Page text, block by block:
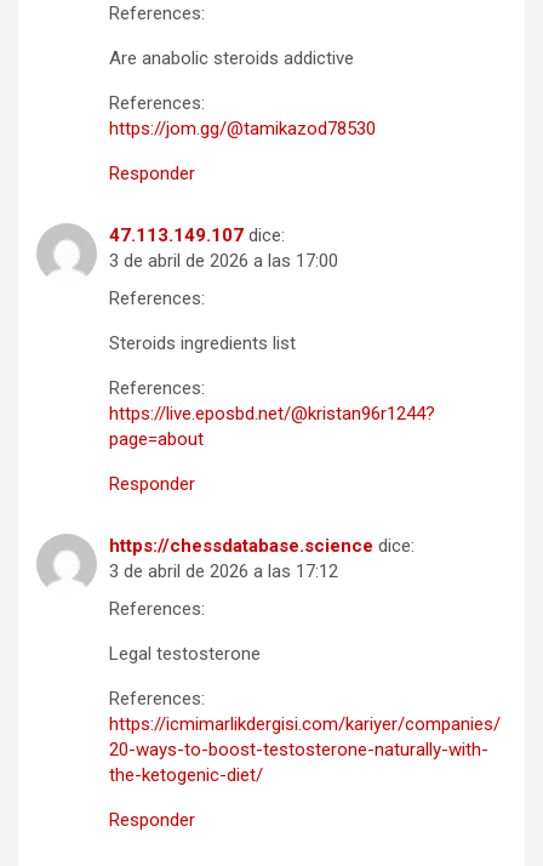
References:
Are anabolic steroids addictive
References:
https://jom.gg/@tamikazod78530
Responder
47.113.149.107 dice:
3 de abril de 2026 a las 17:00
References:
Steroids ingredients list
References:
https://live.eposbd.net/@kristan96r1244?
page=about
Responder
https://chessdatabase.science dice:
3 de abril de 2026 a las 17:12
References:
Legal testosterone
References:
https://icmimarlikdergisi.com/kariyer/companies/
20-ways-to-boost-testosterone-naturally-with-
the-ketogenic-diet/
Responder